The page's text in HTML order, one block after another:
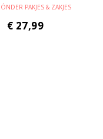
PAKJES & ZAKJES
€ 27,99